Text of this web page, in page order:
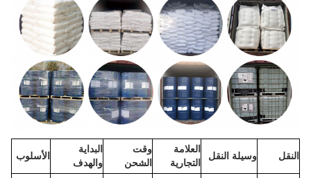
النقل وسيلة النقل
العلامة
التجارية
وقت
الشحن
البداية
والهدف
الأسلوب